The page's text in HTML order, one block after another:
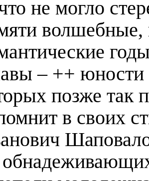
не могло
волшебные,
– ++ юности
позже так
в своих